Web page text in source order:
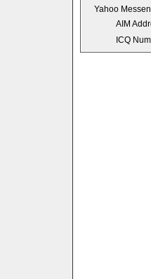
Yahoo
AIM
ICQ